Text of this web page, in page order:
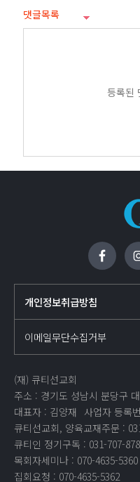
댓글목록
등록된
개인정보취급방침
이메일무단수집거부
(재) 큐티선교회
주소 : 경기도 성남시 분당구
대표자 : 김양재 사업자 등록
큐티선교회, 양육교재주문 :
큐티인 정기구독 : 031-707-
목회자세미나 : 070-4635-5360
집회요청 : 070-4635-5362